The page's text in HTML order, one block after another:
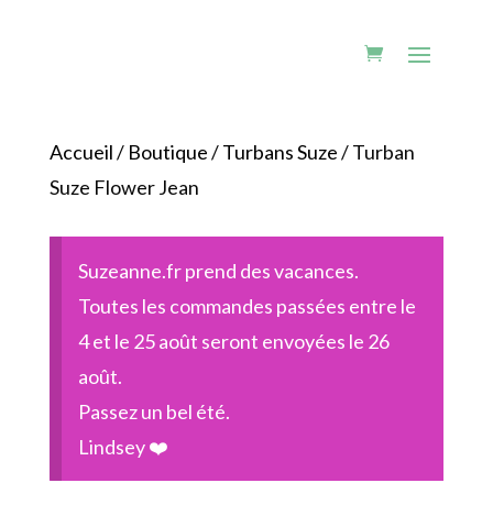
Accueil/ Boutique/Turbans Suze/ Turban
Suze Flower Jean
Suzeanne.fr prend des vacances.
Toutes les commandes passées entre le
4 et le 25 août seront envoyées le 26
août.
Passez un bel été.
Lindsey ❤️